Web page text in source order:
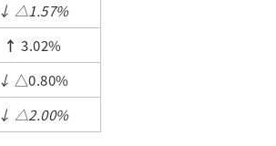
↓ △1.57%
↑ 3.02%
↓ △0.80%
↓ △2.00%